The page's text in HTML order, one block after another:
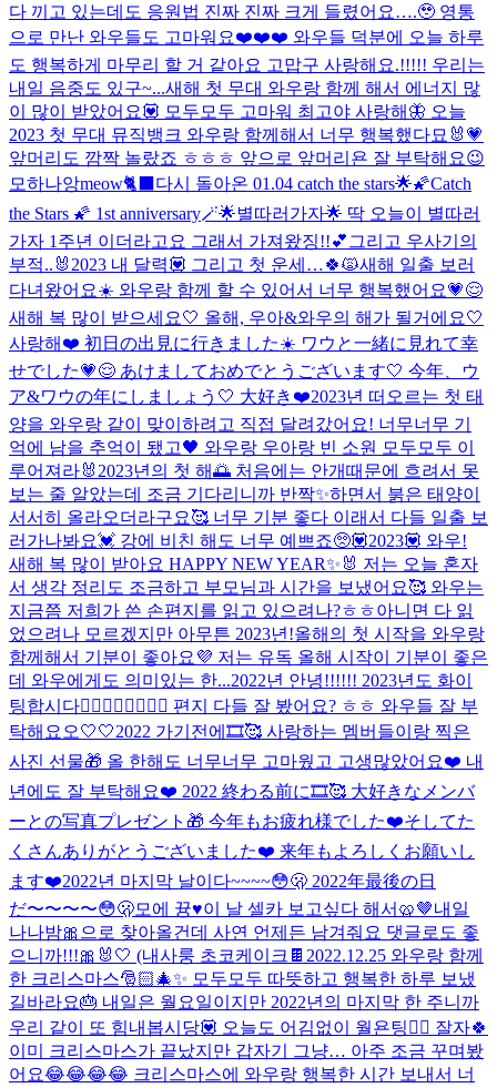
다 끼고 있는데도 응원법 진짜 진짜 크게 들렸어요….🥹 영통
으로 만난 와우들도 고마워요❤️❤️❤️ 와우들 덕분에 오늘 하루
도 행복하게 마무리 할 거 같아요 고맙구 사랑해요.!!!!! 우리는
내일 음중도 있구~...새해 첫 무대 와우랑 함께 해서 에너지 많
이 많이 받았어요💟 모두모두 고마워 최고야 사랑해 🦋 오늘
2023 첫 무대 뮤직뱅크 와우랑 함께해서 너무 행복했다묘🐰💗
앞머리도 깜짝 놀랐죠 ㅎㅎㅎ 앞으로 앞머리욘 잘 부탁해요😉
모하나앙meow🐈‍⬛ 다시 돌아온 01.04 catch the stars🌟🌠Catch
the Stars 🌠 1st anniversary🪄🌟별따러가자🌟 딱 오늘이 별따러
가자 1주년 이더라고요 그래서 가져왔징!!💕 그리고 우사기의
부적..🐰 2023 내 달력💟 그리고 첫 운세…🍀🙀새해 일출 보러
다녀왔어요☀️ 와우랑 함께 할 수 있어서 너무 행복했어요💗😌
새해 복 많이 받으세요🤍 올해, 우아&와우의 해가 될거에요🤍
사랑해❤️ 初日の出見に行きました☀️ ワウと一緒に見れて幸
せでした💗😌 あけましておめでとうございます🤍 今年、ウ
ア&ワウの年にしましょう🤍 大好き❤️2023년 떠오르는 첫 태
양을 와우랑 같이 맞이하려고 직접 달려갔어요! 너무너무 기
억에 남을 추억이 됐고🖤 와우랑 우아랑 빈 소원 모두모두 이
루어져라🐰 2023년의 첫 해🌅 처음에는 안개때문에 흐려서 못
보는 줄 알았는데 조금 기다리니까 반짝✨하면서 붉은 태양이
서서히 올라오더라구요🥰 너무 기분 좋다 이래서 다들 일출 보
러가나봐요💓 강에 비친 해도 너무 예쁘죠🥺💟2023💟 와우!
새해 복 많이 받아요 HAPPY NEW YEAR✨🐰 저는 오늘 혼자
서 생각 정리도 조금하고 부모님과 시간을 보냈어요🥰 와우는
지금쯤 저희가 쓴 손편지를 읽고 있으려나?ㅎㅎ아니면 다 읽
었으려나 모르겠지만 아무튼 2023년!올해의 첫 시작을 와우랑
함께해서 기분이 좋아요💜 저는 유독 올해 시작이 기분이 좋은
데 와우에게도 의미있는 한...2022년 안녕!!!!!! 2023년도 화이
팅합시다❤️‍🔥❤️‍🔥❤️‍🔥❤️‍🔥 편지 다들 잘 봤어요? ㅎㅎ 와우들 잘 부
탁해요오🤍🤍2022 가기전에🎞🥰 사랑하는 멤버들이랑 찍은
사진 선물🎁 올 한해도 너무너무 고마웠고 고생많았어요❤️ 내
년에도 잘 부탁해요❤️ 2022 終わる前に🎞🥰 大好きなメンバ
ーとの写真プレゼント🎁 今年もお疲れ様でした❤️そしてた
くさんありがとうございました❤️ 来年もよろしくお願いし
ます❤️2022년 마지막 날이다~~~~😳🫢 2022年最後の日
だ〜〜〜〜😳🫢모에 뀽♥️이 날 셀카 보고싶다 해서🥨🤎내일
나나밤🎀으로 찾아올건데 사연 언제든 남겨줘요 댓글로도 좋
으니까!!!🎀🐰🤍 (내사룽 초코케이크🍫 2022.12.25 와우랑 함께
한 크리스마스🎅🏻🎄✨ 모두모두 따뜻하고 행복한 하루 보냈
길바라요🎂 내일은 월요일이지만 2022년의 마지막 한 주니까
우리 같이 또 힘내봅시당💟 오늘도 어김없이 월욘팅🙆‍♀️ 잘자🍀
이미 크리스마스가 끝났지만 갑자기 그냥… 아주 조금 꾸며봤
어요😂😂😂😂 크리스마스에 와우랑 행복한 시간 보내서 너